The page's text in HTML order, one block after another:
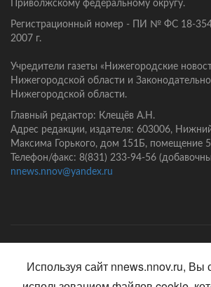
Приволжскому федеральному округу.
Регистрационный номер - ПИ № ФС 18-
2007 г.
Учредители газеты «Нижегородские
Нижегородской области и
Нижегородской области.
Главный редактор: Клещёв А.Н.
Адрес редакции, издателя: 603006,
Максима Горького, дом 151Б, помещение
Телефон/факс: 8(831) 233-94-56
nnews.nnov@yandex.ru
Используя сайт nnews.nnov.ru, Вы